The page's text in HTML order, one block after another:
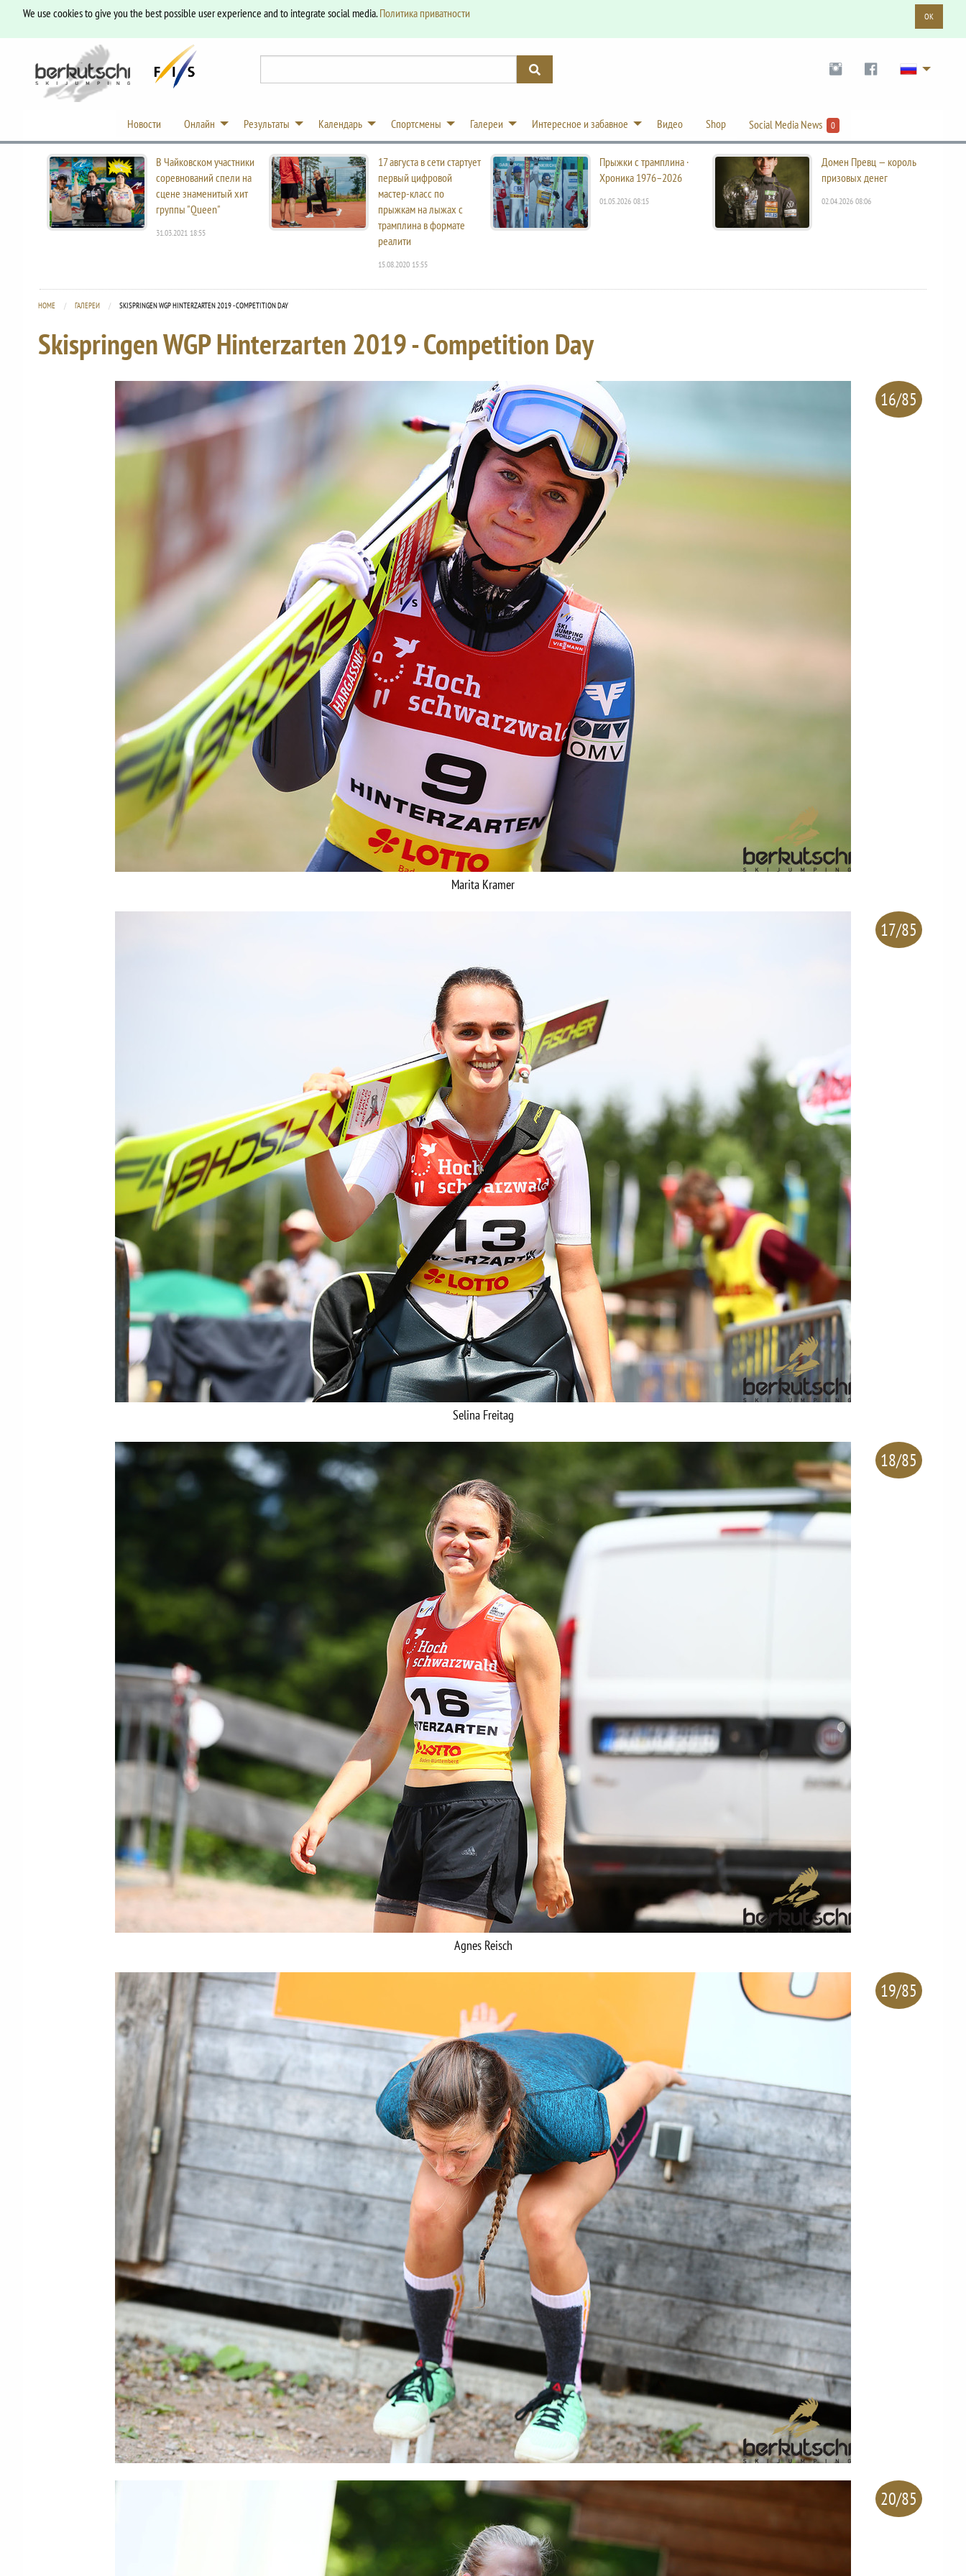
We use cookies to give you the best possible user experience and to integrate social media.Политика приватности OK
Новости Онлайн Результаты Календарь Спортсмены Галереи Интересное и забавное Видео Shop Social Media News 0
В Чайковском участники
соревнований спели на
сцене знаменитый хит
группы "Queen"
31.03.2021 18:55
17 августа в сети стартует
первый цифровой
мастер-класс по
прыжкам на лыжах с
трамплина в формате
реалити
15.08.2020 15:55
Прыжки с трамплина ·
Хроника 1976–2026
01.05.2026 08:15
Домен Превц — король
призовых денег
02.04.2026 08:06
HOME ГАЛЕРЕИ CURRENT:
SKISPRINGEN WGP HINTERZARTEN 2019 - COMPETITION DAY
Skispringen WGP Hinterzarten 2019 - Competition Day
16/85
Marita Kramer
17/85
Selina Freitag
18/85
Agnes Reisch
19/85
20/85